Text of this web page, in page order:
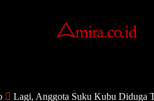
Lagi, Anggota Suku Kubu Diduga